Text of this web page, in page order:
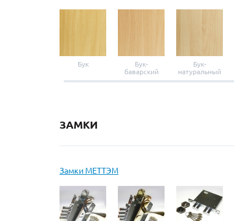
Бук
Бук-
баварский
Бук-
натуральный
ЗАМКИ
Замки МЕТТЭМ